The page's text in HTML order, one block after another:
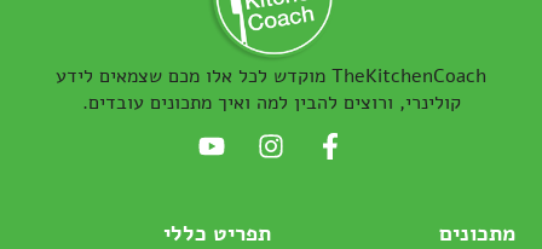
TheKitchenCoach מוקדש לכל אלו מכם שצמאים לידע
קולינרי, ורוצים להבין למה ואיך מתכונים עובדים.
מתכונים תפריט כללי